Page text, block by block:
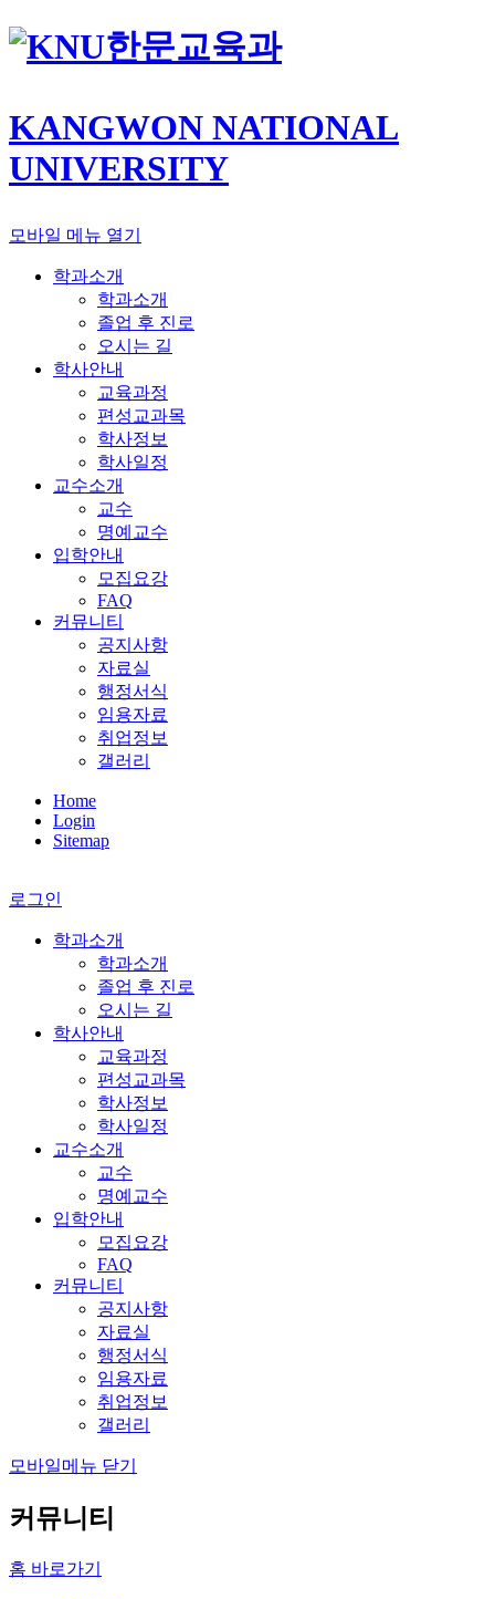
한문교육과
KANGWON NATIONAL
UNIVERSITY
모바일 메뉴 열기
학과소개
학과소개
졸업 후 진로
오시는 길
학사안내
교육과정
편성교과목
학사정보
학사일정
교수소개
교수
명예교수
입학안내
모집요강
FAQ
커뮤니티
공지사항
자료실
행정서식
임용자료
취업정보
갤러리
Home
Login
Sitemap
로그인
학과소개
학과소개
졸업 후 진로
오시는 길
학사안내
교육과정
편성교과목
학사정보
학사일정
교수소개
교수
명예교수
입학안내
모집요강
FAQ
커뮤니티
공지사항
자료실
행정서식
임용자료
취업정보
갤러리
모바일메뉴 닫기
커뮤니티
홈 바로가기